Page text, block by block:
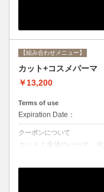
【組み合わせメニュー】
カット+コスメパーマ
￥13,200
Terms of use
Expiration Date：
クーポンについて
カットと全体のパーマ。
動きのあるスタイルから